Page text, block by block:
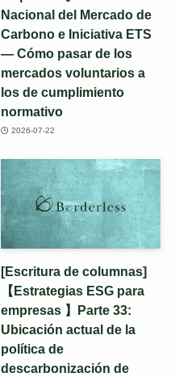
Nacional del Mercado de
Carbono e Iniciativa ETS
— Cómo pasar de los
mercados voluntarios a
los de cumplimiento
normativo
2026-07-22
[Escritura de columnas]
【Estrategias ESG para
empresas 】Parte 33:
Ubicación actual de la
política de
descarbonización de